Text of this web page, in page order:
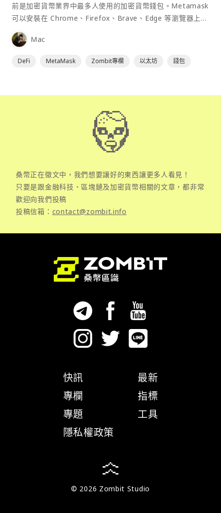
前是加密貨幣業界中最多人使用的加密貨幣錢包。Metamask
可以安裝在 Chrome、Firefox、Brave、Edge 等瀏覽器上作
為插件使用，具備許多功能且使用上非常方便。
Mac
DeFi MetaMask Zombit專欄 以太坊 錢包
桑幣正在徵文中，我們想要讓好的東西讓更多人看見！
只要是跟金融科技、區塊鏈及加密貨幣相關的文章，都非常
歡迎向我們投稿
投稿信箱： contact@zombit.info
快訊
專欄
專題
隱私權政策
最新
指標
工具
© 2026 Zombit Studio